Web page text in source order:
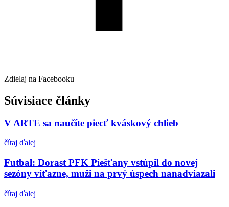
Zdielaj na Facebooku
Súvisiace články
V ARTE sa naučíte piecť kváskový chlieb
čítaj ďalej
Futbal: Dorast PFK Piešťany vstúpil do novej
sezóny víťazne, muži na prvý úspech nanadviazali
čítaj ďalej